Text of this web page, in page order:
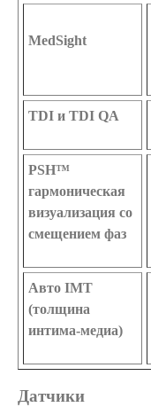
MedSight
TDI и TDI QA
PSH™
гармоническая
визуализация со
смещением фаз
Авто IMT
(толщина
интима-медиа)
Датчики